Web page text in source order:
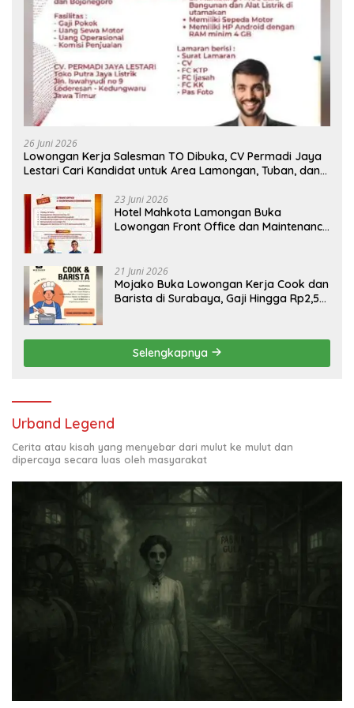
26 Juni 2026
Lowongan Kerja Salesman TO Dibuka, CV Permadi Jaya
Lestari Cari Kandidat untuk Area Lamongan, Tuban, dan
23 Juni 2026
Hotel Mahkota Lamongan Buka
Lowongan Front Office dan Maintenance
21 Juni 2026
Mojako Buka Lowongan Kerja Cook dan
Barista di Surabaya, Gaji Hingga Rp2,5
Selengkapnya
Urband Legend
Cerita atau kisah yang menyebar dari mulut ke mulut dan
dipercaya secara luas oleh masyarakat